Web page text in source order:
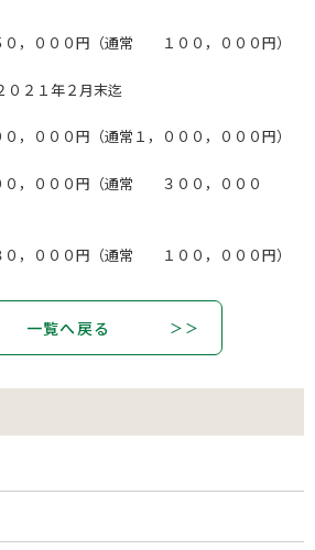
円（通常 １００，０００円）
０２１年２月末迄
０００円（通常１，０００，０００円）
００円（通常 ３００，０００
円（通常 １００，０００円）
一覧へ戻る